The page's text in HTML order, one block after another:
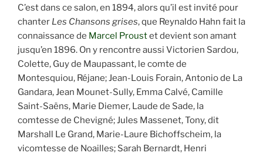
C’est dans ce salon, en 1894, alors qu’il est invité pour
chanter Les Chansons grises, que Reynaldo Hahn fait la
connaissance de Marcel Proustet devient son amant
jusqu’en 1896. On y rencontre aussi Victorien Sardou,
Colette, Guy de Maupassant, le comte de
Montesquiou, Réjane; Jean-Louis Forain, Antonio de La
Gandara, Jean Mounet-Sully, Emma Calvé, Camille
Saint-Saëns, Marie Diemer, Laude de Sade, la
comtesse de Chevigné; Jules Massenet, Tony, dit
Marshall Le Grand, Marie-Laure Bichoffscheim, la
vicomtesse de Noailles; Sarah Bernardt, Henri